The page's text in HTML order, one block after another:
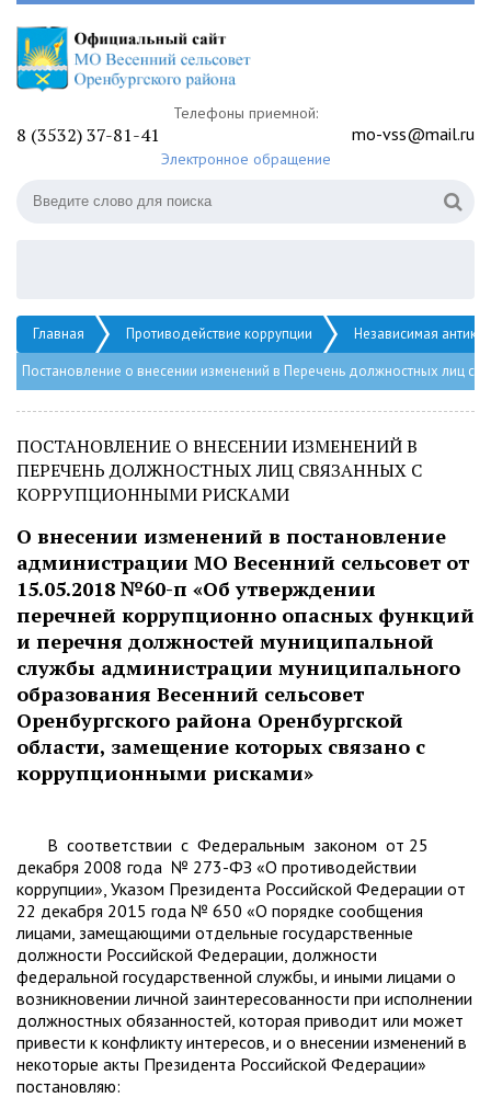
Телефоны приемной:
8 (3532) 37-81-41 mo-vss@mail.ru
Электронное обращение
Главная Противодействие коррупции
Независимая
Постановление о внесении изменений в Перечень должностных лиц
ПОСТАНОВЛЕНИЕ О ВНЕСЕНИИ ИЗМЕНЕНИЙ В
ПЕРЕЧЕНЬ ДОЛЖНОСТНЫХ ЛИЦ СВЯЗАННЫХ С
КОРРУПЦИОННЫМИ РИСКАМИ
О внесении изменений в постановление
администрации МО Весенний сельсовет от
15.05.2018 №60-п «Об утверждении
перечней коррупционно опасных функций
и перечня должностей муниципальной
службы администрации муниципального
образования Весенний сельсовет
Оренбургского района Оренбургской
области, замещение которых связано с
коррупционными рисками»
В соответствии с Федеральным законом от 25
декабря 2008 года № 273-ФЗ «О противодействии
коррупции», Указом Президента Российской Федерации от
22 декабря 2015 года № 650 «О порядке сообщения
лицами, замещающими отдельные государственные
должности Российской Федерации, должности
федеральной государственной службы, и иными лицами о
возникновении личной заинтересованности при исполнении
должностных обязанностей, которая приводит или может
привести к конфликту интересов, и о внесении изменений в
некоторые акты Президента Российской Федерации»
постановляю: